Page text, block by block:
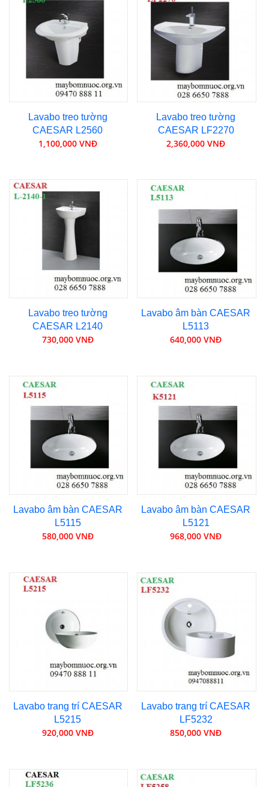
Lavabo treo tường
CAESAR L2560
1,100,000 VNĐ
Lavabo treo tường
CAESAR LF2270
2,360,000 VNĐ
Lavabo treo tường
CAESAR L2140
730,000 VNĐ
Lavabo âm bàn CAESAR
L5113
640,000 VNĐ
Lavabo âm bàn CAESAR
L5115
580,000 VNĐ
Lavabo âm bàn CAESAR
L5121
968,000 VNĐ
Lavabo trang trí CAESAR
L5215
920,000 VNĐ
Lavabo trang trí CAESAR
LF5232
850,000 VNĐ